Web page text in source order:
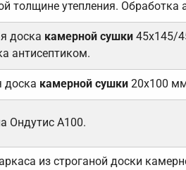
толщине утепления. Обработка
доска камерной сушки 45х145/
антисептиком.
доска камерной сушки20х100
Ондутис А100.
из строганой доски